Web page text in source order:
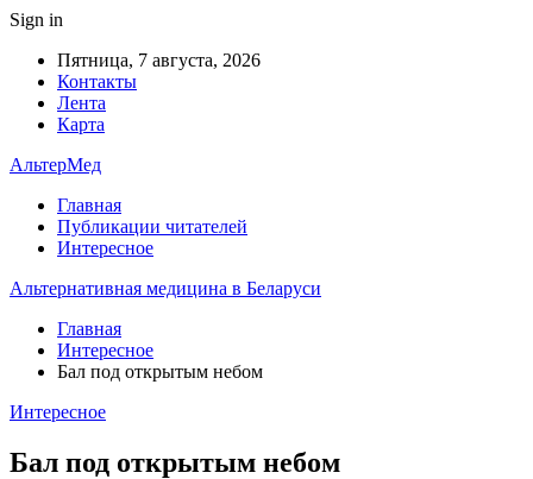
Sign in
Пятница, 7 августа, 2026
Контакты
Лента
Карта
АльтерМед
Главная
Публикации читателей
Интересное
Альтернативная медицина в Беларуси
Главная
Интересное
Бал под открытым небом
Интересное
Бал под открытым небом